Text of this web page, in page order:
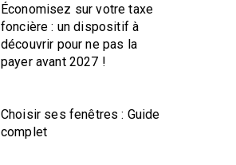
Économisez sur votre taxe
foncière : un dispositif à
découvrir pour ne pas la
payer avant 2027 !
Choisir ses fenêtres : Guide
complet